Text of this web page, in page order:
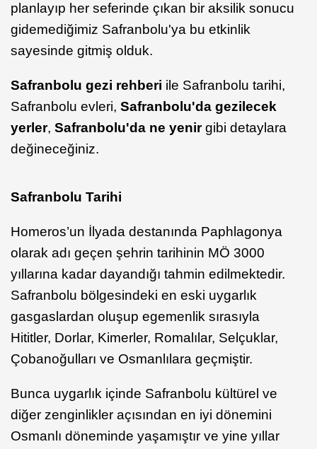
planlayıp her seferinde çıkan bir aksilik sonucu
gidemediğimiz Safranbolu'ya bu etkinlik
sayesinde gitmiş olduk.
Safranbolu gezi rehberi ile Safranbolu tarihi,
Safranbolu evleri, Safranbolu'da gezilecek
yerler, Safranbolu'da ne yenirgibi detaylara
değineceğiniz.
Safranbolu Tarihi
Homeros’un İlyada destanında Paphlagonya
olarak adı geçen şehrin tarihinin MÖ 3000
yıllarına kadar dayandığı tahmin edilmektedir.
Safranbolu bölgesindeki en eski uygarlık
gasgaslardan oluşup egemenlik sırasıyla
Hititler, Dorlar, Kimerler, Romalılar, Selçuklar,
Çobanoğulları ve Osmanlılara geçmiştir.
Bunca uygarlık içinde Safranbolu kültürel ve
diğer zenginlikler açısından en iyi dönemini
Osmanlı döneminde yaşamıştır ve yine yıllar